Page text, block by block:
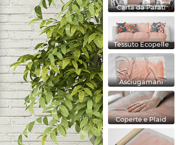
Carta da Parati
Tessuto Ecopelle
Asciugamani
Coperte e Plaid